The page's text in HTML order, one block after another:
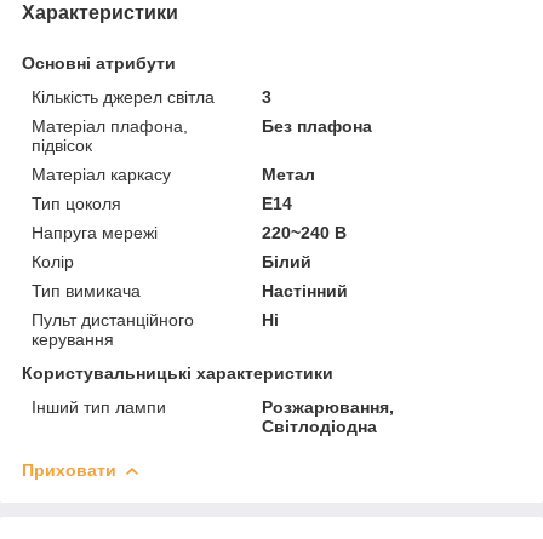
Характеристики
Основні атрибути
Кількість джерел світла
3
Матеріал плафона,
підвісок
Без плафона
Матеріал каркасу
Метал
Тип цоколя
E14
Напруга мережі
220~240 В
Колір
Білий
Тип вимикача
Настінний
Пульт дистанційного
керування
Ні
Користувальницькі характеристики
Інший тип лампи
Розжарювання,
Світлодіодна
Приховати